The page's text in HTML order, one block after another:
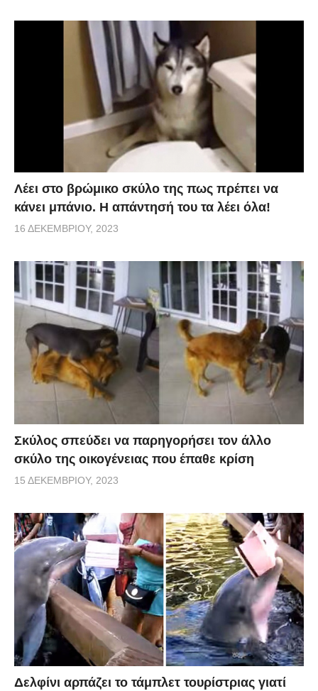
Λέει στο βρώμικο σκύλο της πως πρέπει να
κάνει μπάνιο. Η απάντησή του τα λέει όλα!
16 ΔΕΚΕΜΒΡΊΟΥ, 2023
Σκύλος σπεύδει να παρηγορήσει τον άλλο
σκύλο της οικογένειας που έπαθε κρίση
15 ΔΕΚΕΜΒΡΊΟΥ, 2023
Δελφίνι αρπάζει το τάμπλετ τουρίστριας γιατί